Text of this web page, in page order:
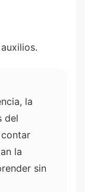
la
del
la
sin